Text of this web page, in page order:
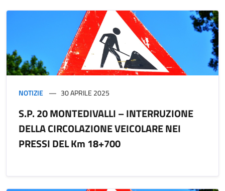
NOTIZIE 30 APRILE 2025
S.P. 20 MONTEDIVALLI – INTERRUZIONE
DELLA CIRCOLAZIONE VEICOLARE NEI
PRESSI DEL Km 18+700